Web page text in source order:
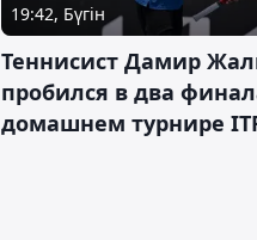
19:42, Бүгін
Теннисист Дамир
пробился в два
домашнем турнире